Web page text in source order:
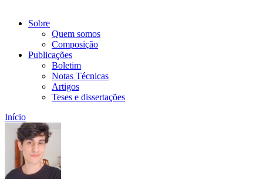
Sobre
Quem somos
Composição
Publicações
Boletim
Notas Técnicas
Artigos
Teses e dissertações
Início